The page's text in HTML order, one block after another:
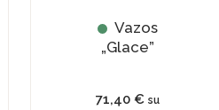
Vazos
„Glace”
71,40 € su